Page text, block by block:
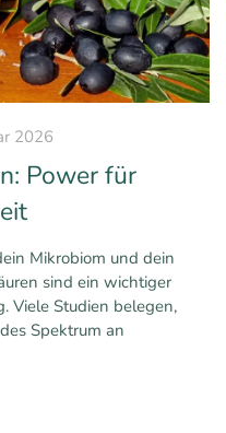
2026
Power für
Mikrobiom und dein
sind ein wichtiger
Viele Studien belegen,
Spektrum an